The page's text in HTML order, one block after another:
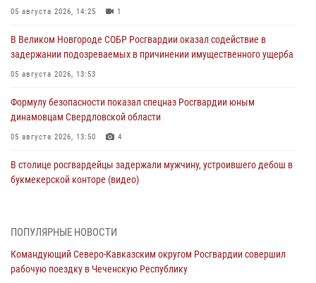
05 августа 2026, 14:25 1
В Великом Новгороде СОБР Росгвардии оказал содействие в
задержании подозреваемых в причинении имущественного ущерба
05 августа 2026, 13:53
Формулу безопасности показал спецназ Росгвардии юным
динамовцам Свердловской области
05 августа 2026, 13:50 4
В столице росгвардейцы задержали мужчину, устроившего дебош в
букмекерской конторе (видео)
В Удмуртии при силовой поддержке спецназа Росгвардии
оздоровительных услуг (видео)
05 августа 2026, 13:20
ПОПУЛЯРНЫЕ НОВОСТИ
Командующий Северо-Кавказским округом Росгвардии совершил
рабочую поездку в Чеченскую Республику